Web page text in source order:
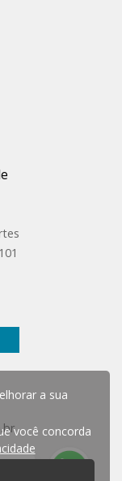
a sua
você concorda